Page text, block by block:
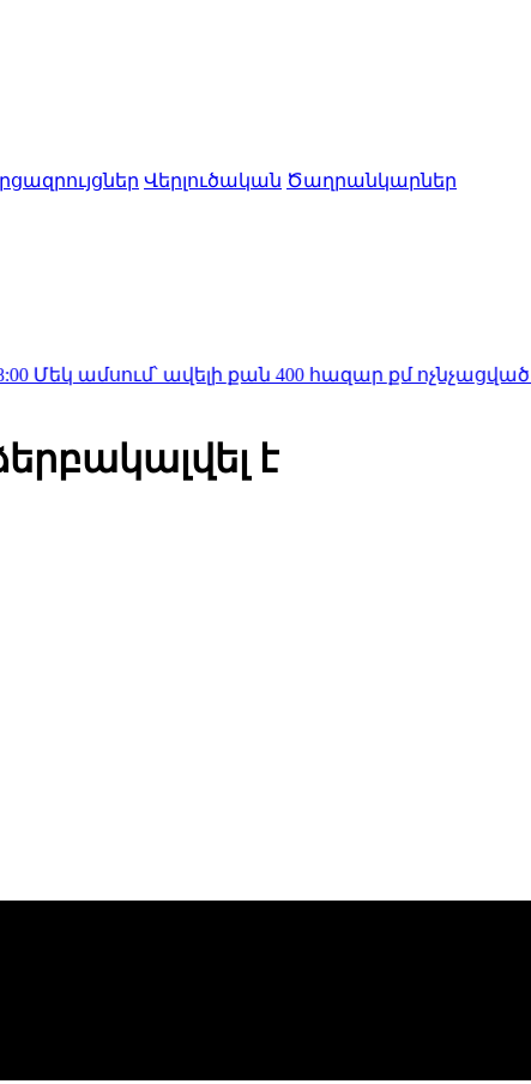
Վերլուծական Ծաղրանկարներ
ավելի քան 400 հազար քմ ոչնչացված
է